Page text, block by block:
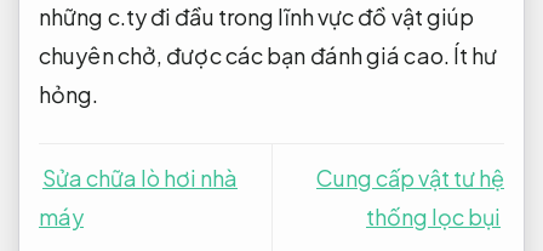
những c.ty đi đầu trong lĩnh vực đồ vật giúp
chuyên chở, được các bạn đánh giá cao. Ít hư
hỏng.
Sửa chữa lò hơi nhà
máy
Cung cấp vật tư hệ
thống lọc bụi